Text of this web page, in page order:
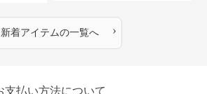
新着アイテムの一覧へ ›
支払い方法について